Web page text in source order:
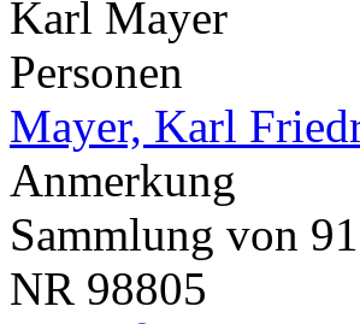
Karl Mayer
Personen
Mayer, Karl
Anmerkung
Sammlung von
NR 98805